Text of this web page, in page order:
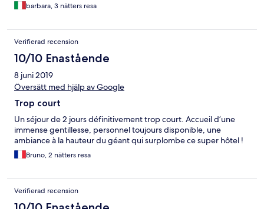
barbara, 3 nätters resa
Verifierad recension
10/10 Enastående
8 juni 2019
Översätt med hjälp av Google
Trop court
Un séjour de 2 jours définitivement trop court. Accueil d’une
immense gentillesse, personnel toujours disponible, une
ambiance à la hauteur du géant qui surplombe ce super hôtel !
Bruno, 2 nätters resa
Verifierad recension